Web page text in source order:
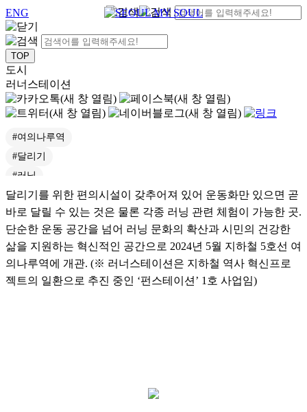
ENG
도시
러너스테이션
#여의나루역
#달리기
#러닝
#펀스테이션
#Runner Station
#러너들의성지
#지하철역사혁신프로젝트
#러너스테이션
#펀스테이션
달리기를 위한 편의시설이 갖추어져 있어 운동화만 있으면 곧
바로 달릴 수 있는 것은 물론 각종 러닝 관련 체험이 가능한 곳.
단순한 운동 공간을 넘어 러닝 문화의 확산과 시민의 건강한
삶을 지원하는 혁신적인 공간으로 2024년 5월 지하철 5호선 여
의나루역에 개관. (※ 러너스테이션은 지하철 역사 혁신프로
젝트의 일환으로 추진 중인 ‘펀스테이션’ 1호 사업임)